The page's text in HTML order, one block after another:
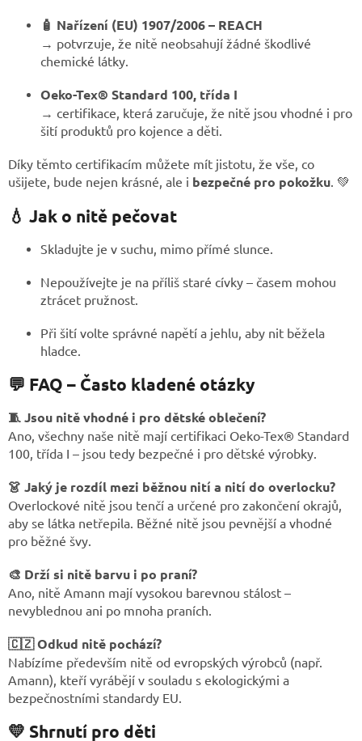
🧴 Nařízení (EU) 1907/2006 – REACH
→ potvrzuje, že nitě neobsahují žádné škodlivé
chemické látky.
Oeko-Tex® Standard 100, třída I
→ certifikace, která zaručuje, že nitě jsou vhodné i pro
šití produktů pro kojence a děti.
Díky těmto certifikacím můžete mít jistotu, že vše, co
ušijete, bude nejen krásné, ale i bezpečné pro pokožku . 💚
💧 Jak o nitě pečovat
Skladujte je v suchu, mimo přímé slunce.
Nepoužívejte je na příliš staré cívky – časem mohou
ztrácet pružnost.
Při šití volte správné napětí a jehlu, aby nit běžela
hladce.
💬 FAQ – Často kladené otázky
🧵 Jsou nitě vhodné i pro dětské oblečení?
Ano, všechny naše nitě mají certifikaci Oeko-Tex® Standard
100, třída I – jsou tedy bezpečné i pro dětské výrobky.
👗 Jaký je rozdíl mezi běžnou nití a nití do overlocku?
Overlockové nitě jsou tenčí a určené pro zakončení okrajů,
aby se látka netřepila. Běžné nitě jsou pevnější a vhodné
pro běžné švy.
🎨 Drží si nitě barvu i po praní?
Ano, nitě Amann mají vysokou barevnou stálost –
nevyblednou ani po mnoha praních.
🇨🇿 Odkud nitě pochází?
Nabízíme především nitě od evropských výrobců (např.
Amann), kteří vyrábějí v souladu s ekologickými a
bezpečnostními standardy EU.
💛 Shrnutí pro děti